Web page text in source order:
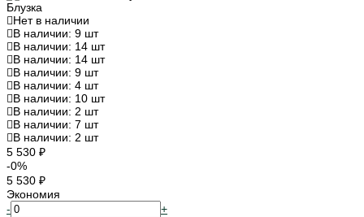
Блузка
Нет в наличии
В наличии: 9 шт
В наличии: 14 шт
В наличии: 14 шт
В наличии: 9 шт
В наличии: 4 шт
В наличии: 10 шт
В наличии: 2 шт
В наличии: 7 шт
В наличии: 2 шт
5 530 ₽
-0%
5 530 ₽
Экономия
-
+